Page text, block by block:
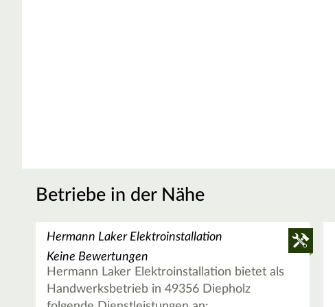
Betriebe in der Nähe
Hermann Laker Elektroinstallation
Keine Bewertungen
Hermann Laker Elektroinstallation bietet als
Handwerksbetrieb in 49356 Diepholz